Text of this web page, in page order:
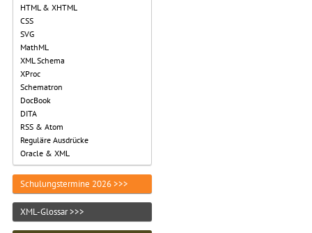
HTML & XHTML
CSS
SVG
MathML
XML Schema
XProc
Schematron
DocBook
DITA
RSS & Atom
Reguläre Ausdrücke
Oracle & XML
Schulungstermine 2026 >>>
XML-Glossar >>>